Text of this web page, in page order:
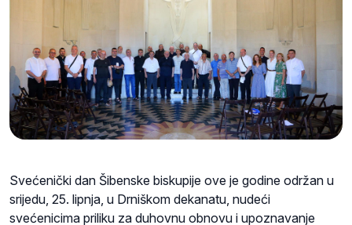
Svećenički dan Šibenske biskupije ove je godine održan u
srijedu, 25. lipnja, u Drniškom dekanatu, nudeći
svećenicima priliku za duhovnu obnovu i upoznavanje